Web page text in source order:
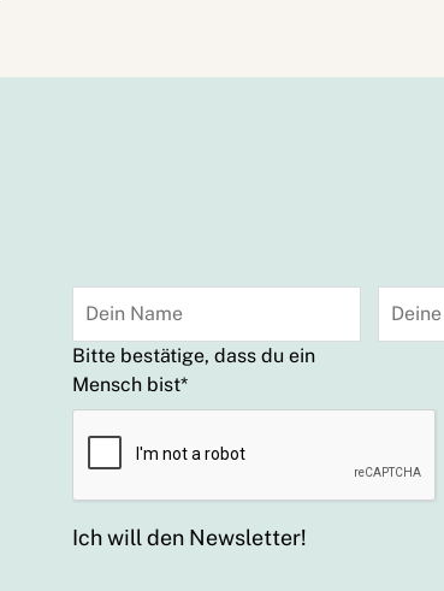
Bitte bestätige, dass du ein
Mensch bist*
Ich will den Newsletter!